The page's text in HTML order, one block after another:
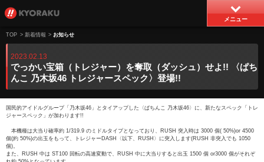
メニュー
TOP > 新着情報 > お知らせ
2023.02.13
でっかい宝箱（トレジャー）を奪取（ダッシュ）せよ!! 〈ぱち
んこ 乃木坂46 トレジャースペック〉登場!!
国民的アイドルグループ「乃木坂46」とタイアップした〈ぱちんこ 乃木坂46〉に、新たなスペック「トレ
ジャースペック」が加わります!!
本機種は大当り確率約 1/319.9 のミドルタイプとなっており、RUSH 突入時は 3000 個( 50%)or 4500
個(約 50%)の出玉をもって、トレジャーDASH〈以下、RUSH〉に突入します(RUSH 非突入でも 1050
個)。
また、RUSH 中は ST100 回転の高速変動で、RUSH 中に大当りすると出玉 1500 個 or3000 個がそれぞ